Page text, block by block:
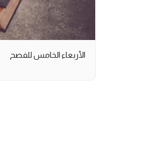
الأربعاء الخامس للفصح